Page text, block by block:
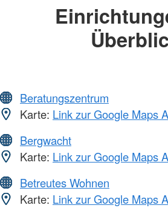
Beratungszentrum
Karte: Link zur Google Maps
Bergwacht
Karte: Link zur Google Maps
Betreutes Wohnen
Karte: Link zur Google Maps